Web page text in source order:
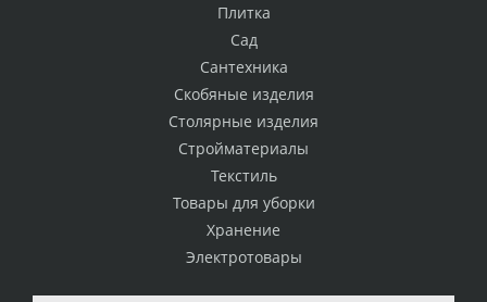
Плитка
Сад
Сантехника
Скобяные изделия
Столярные изделия
Стройматериалы
Текстиль
Товары для уборки
Хранение
Электротовары